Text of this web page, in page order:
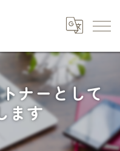
ナーとして
ます